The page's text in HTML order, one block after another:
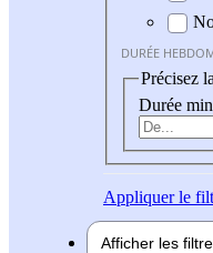
DURÉE
Précisez
Durée
Appliquerle
Afficher les